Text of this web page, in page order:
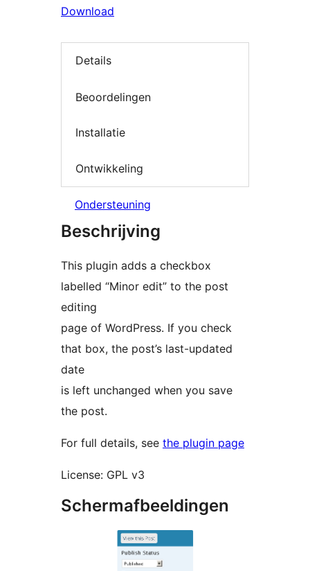
Download
Details
Beoordelingen
Installatie
Ontwikkeling
Ondersteuning
Beschrijving
This plugin adds a checkbox
labelled “Minor edit” to the post
editing
page of WordPress. If you check
that box, the post’s last-updated
date
is left unchanged when you save
the post.
For full details, see the plugin page
License: GPL v3
Schermafbeeldingen